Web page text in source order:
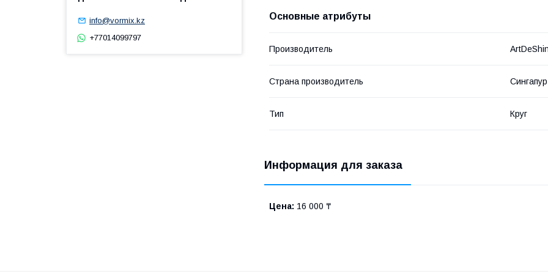
Основные атрибуты
Производитель
Страна производитель Сингапур
Тип Круг
Информация для заказа
Цена: 16 000 ₸
info@vormix.kz
+77014099797